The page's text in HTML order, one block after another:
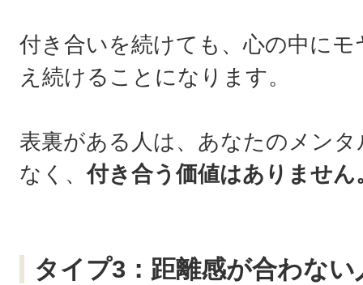
付き合いを続けても、心の中に
え続けることになります。
表裏がある人は、あなたのメン
なく、付き合う価値はありません
タイプ3：距離感が合わない